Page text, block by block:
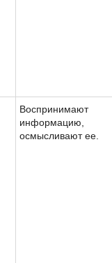
Воспринимают
информацию,
осмысливают ее.